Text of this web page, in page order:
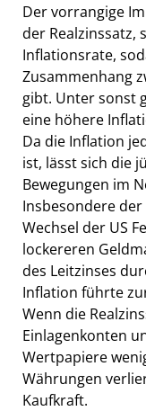
Der vorrangige
der Realzinssatz,
Inflationsrate,
Zusammenhang
gibt. Unter sonst
eine höhere
Da die Inflation
ist, lässt sich die
Bewegungen im
Insbesondere
Wechsel der US
lockereren
des Leitzinses
Inflation führte
Wenn die
Einlagenkonten
Wertpapiere
Währungen
Kaufkraft.